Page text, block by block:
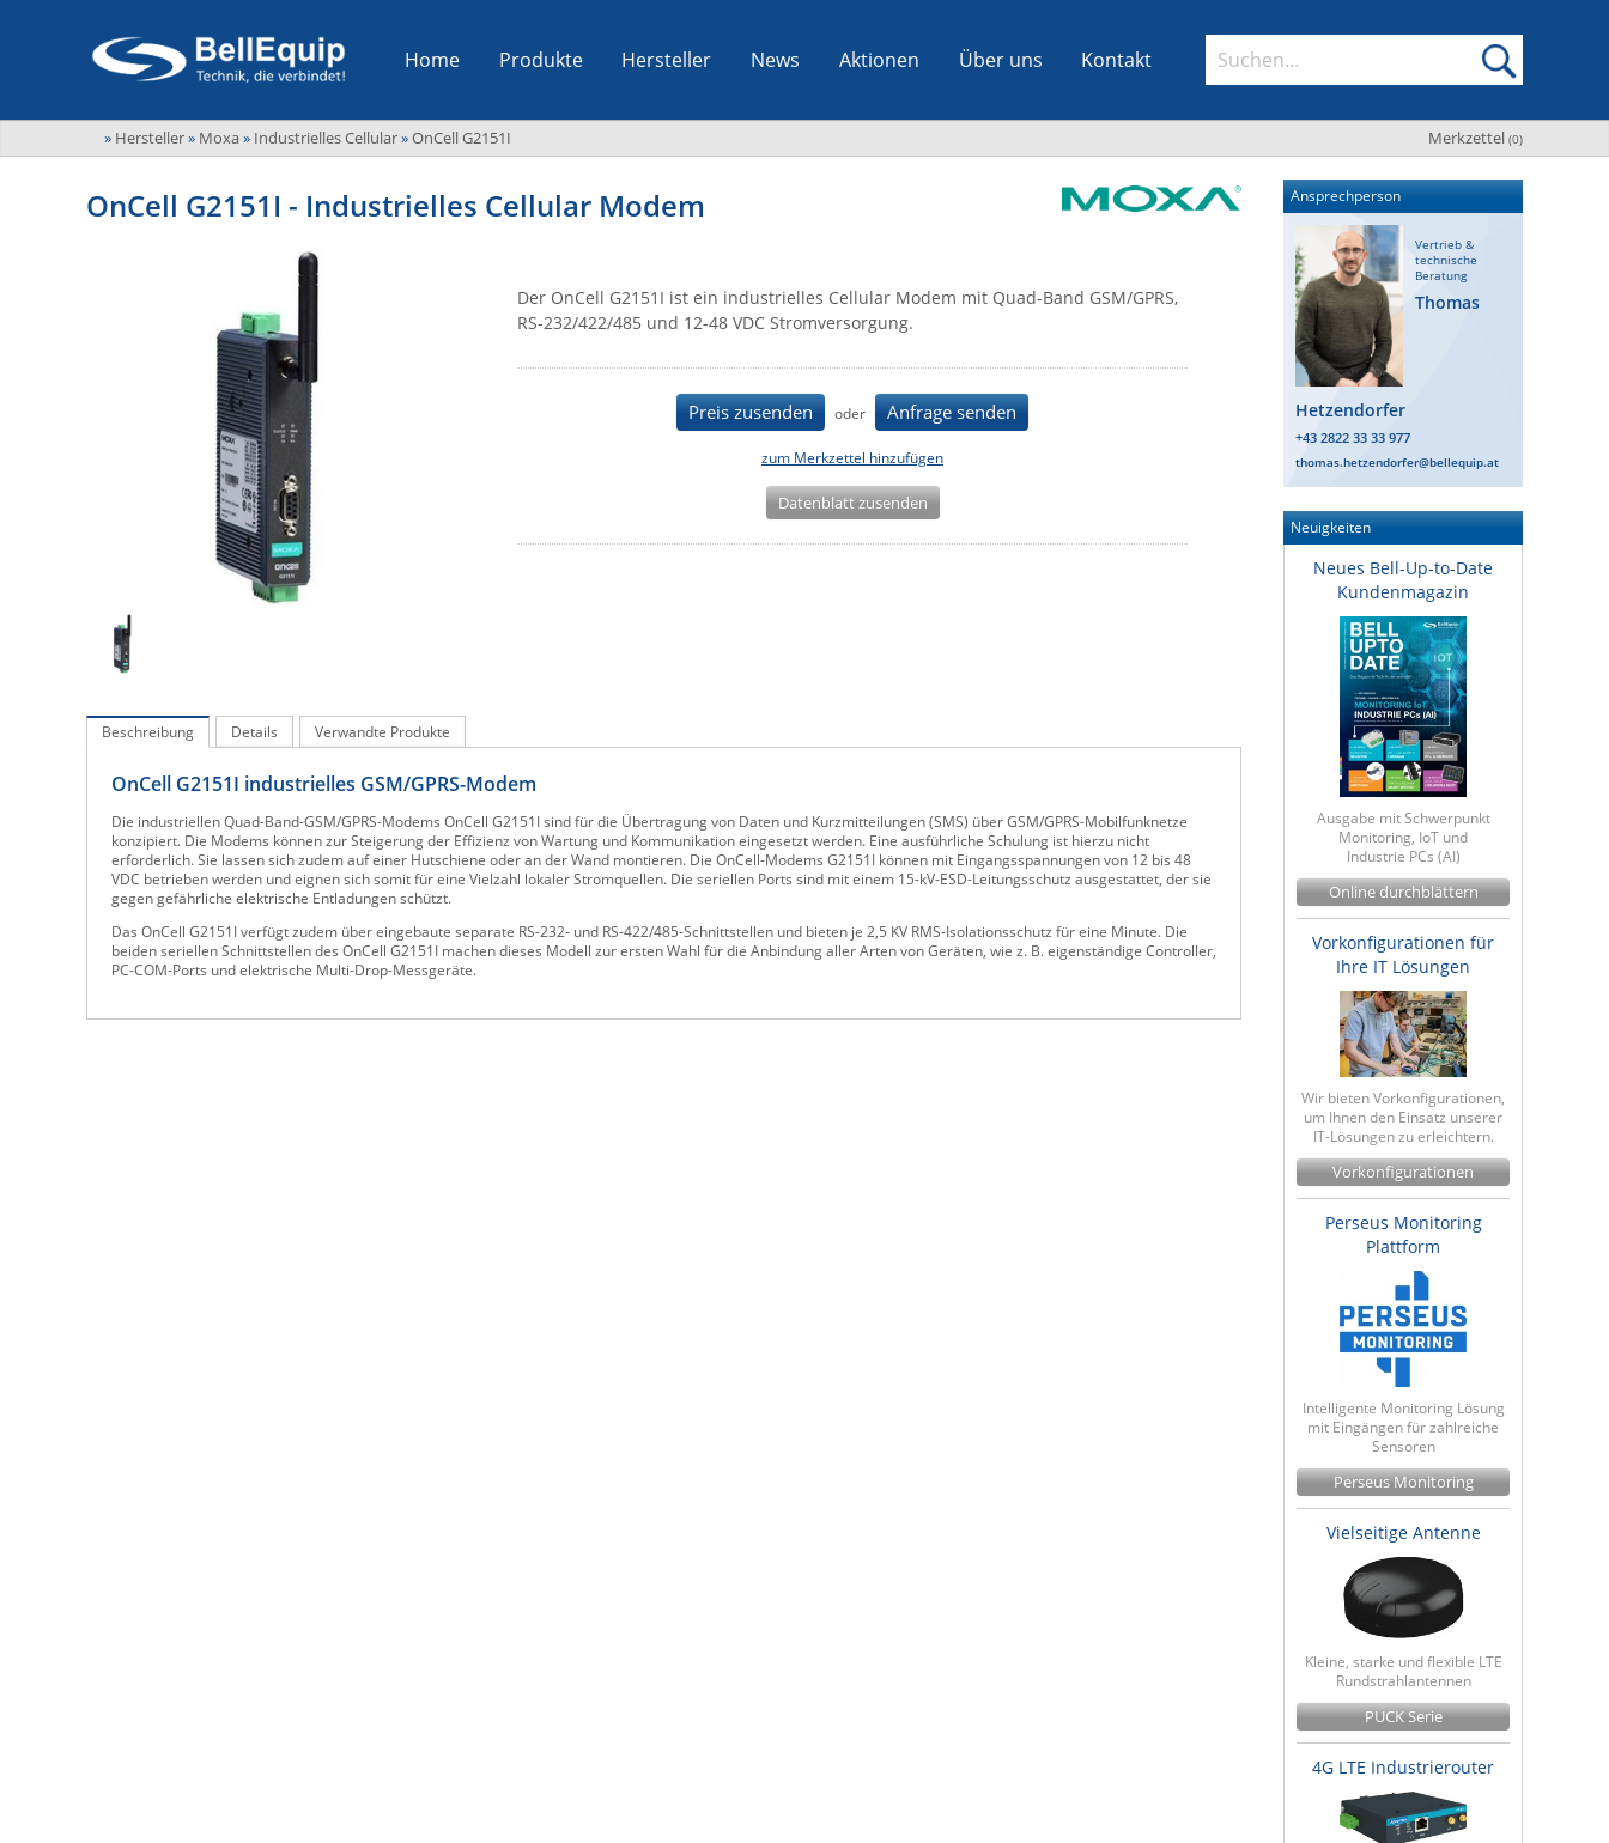
Home Produkte Hersteller News Aktionen Über uns Kontakt
Merkzettel (0)
» Hersteller» Moxa» Industrielles Cellular»OnCell G2151I
OnCell G2151I - Industrielles Cellular Modem
Der OnCell G2151I ist ein industrielles Cellular Modem mit Quad-Band GSM/GPRS,
RS-232/422/485 und 12-48 VDC Stromversorgung.
Preis zusenden oder Anfrage senden
zum Merkzettel hinzufügen
Datenblatt zusenden
Beschreibung Details Verwandte Produkte
OnCell G2151I industrielles GSM/GPRS-Modem
Die industriellen Quad-Band-GSM/GPRS-Modems OnCell G2151I sind für die Übertragung von Daten und Kurzmitteilungen (SMS) über GSM/GPRS-Mobilfunknetze
konzipiert. Die Modems können zur Steigerung der Effizienz von Wartung und Kommunikation eingesetzt werden. Eine ausführliche Schulung ist hierzu nicht
erforderlich. Sie lassen sich zudem auf einer Hutschiene oder an der Wand montieren. Die OnCell-Modems G2151I können mit Eingangsspannungen von 12 bis 48
VDC betrieben werden und eignen sich somit für eine Vielzahl lokaler Stromquellen. Die seriellen Ports sind mit einem 15-kV-ESD-Leitungsschutz ausgestattet, der sie
gegen gefährliche elektrische Entladungen schützt.
Das OnCell G2151I verfügt zudem über eingebaute separate RS-232- und RS-422/485-Schnittstellen und bieten je 2,5 KV RMS-Isolationsschutz für eine Minute. Die
beiden seriellen Schnittstellen des OnCell G2151I machen dieses Modell zur ersten Wahl für die Anbindung aller Arten von Geräten, wie z. B. eigenständige Controller,
PC-COM-Ports und elektrische Multi-Drop-Messgeräte.
Ansprechperson
Vertrieb &
technische
Beratung
Thomas
Hetzendorfer
+43 2822 33 33 977
thomas.hetzendorfer@bellequip.at
Neuigkeiten
Neues Bell-Up-to-Date
Kundenmagazin
Ausgabe mit Schwerpunkt
Monitoring, IoT und
Industrie PCs (AI)
Online durchblättern
Vorkonfigurationen für
Ihre IT Lösungen
Wir bieten Vorkonfigurationen,
um Ihnen den Einsatz unserer
IT-Lösungen zu erleichtern.
Vorkonfigurationen
Perseus Monitoring
Plattform
Intelligente Monitoring Lösung
mit Eingängen für zahlreiche
Sensoren
Perseus Monitoring
Vielseitige Antenne
Kleine, starke und flexible LTE
Rundstrahlantennen
PUCK Serie
4G LTE Industrierouter